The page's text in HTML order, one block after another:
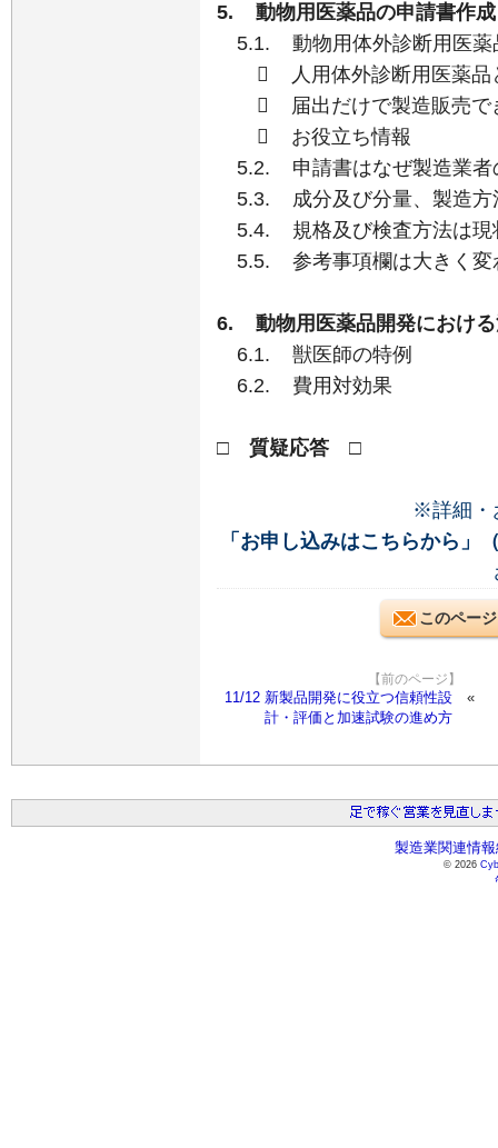
5. 動物用医薬品の申請書作成
5.1. 動物用体外診断用医薬
 人用体外診断用医薬品
 届出だけで製造販売で
 お役立ち情報
5.2. 申請書はなぜ製造業者
5.3. 成分及び分量、製造方
5.4. 規格及び検査方法は現
5.5. 参考事項欄は大きく変
6. 動物用医薬品開発における
6.1. 獣医師の特例
6.2. 費用対効果
□ 質疑応答 □
※詳細・
「お申し込みはこちらから」
このペー
【前のページ】
11/12 新製品開発に役立つ信頼性設
計・評価と加速試験の進め方
製造業関連情
© 2026